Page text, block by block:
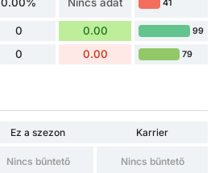
0.00% Nincs adat 41
0 0.00 99
0 0.00 79
Ez a szezon
Karrier
Nincs bűntető Nincs bűntető